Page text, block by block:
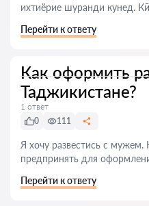
ихтиёрие шуранди кунед.
Перейти к ответу
Как оформить
Таджикистане?
1 ответ
0
111
Я хочу развестись с
предпринять для
Перейти к ответу